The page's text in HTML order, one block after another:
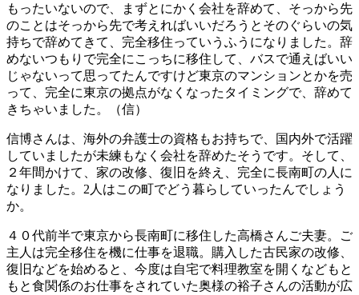
もったいないので、まずとにかく会社を辞めて、そっから先
のことはそっから先で考えればいいだろうとそのぐらいの気
持ちで辞めてきて、完全移住っていうふうになりました。辞
めないつもりで完全にこっちに移住して、バスで通えばいい
じゃないって思ってたんですけど東京のマンションとかを売
って、完全に東京の拠点がなくなったタイミングで、辞めて
きちゃいました。（信）
信博さんは、海外の弁護士の資格もお持ちで、国内外で活躍
していましたが未練もなく会社を辞めたそうです。そして、
２年間かけて、家の改修、復旧を終え、完全に長南町の人に
なりました。2人はこの町でどう暮らしていったんでしょう
か。
４０代前半で東京から長南町に移住した高橋さんご夫妻。ご
主人は完全移住を機に仕事を退職。購入した古民家の改修、
復旧などを始めると、今度は自宅で料理教室を開くなどもと
もと食関係のお仕事をされていた奥様の裕子さんの活動が広